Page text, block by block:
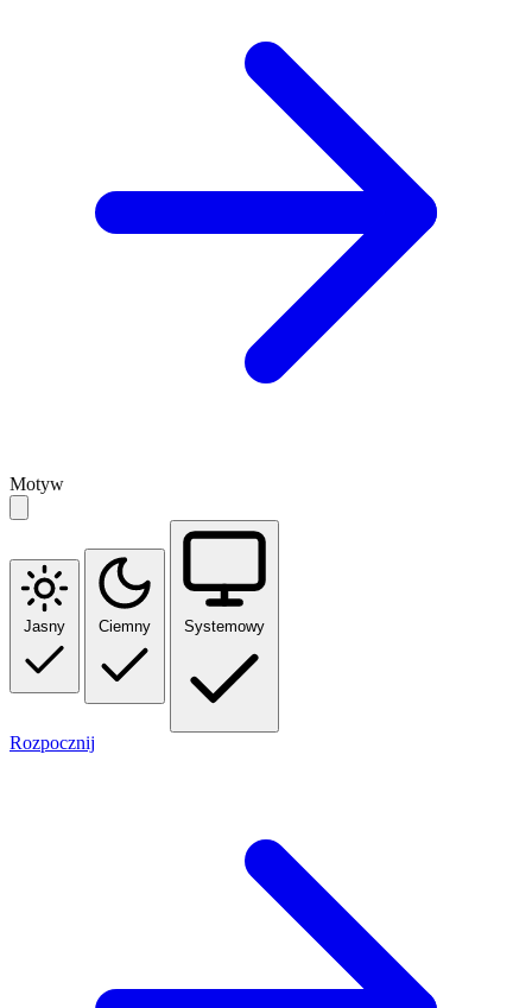
Motyw
Jasny Ciemny Systemowy
Rozpocznij